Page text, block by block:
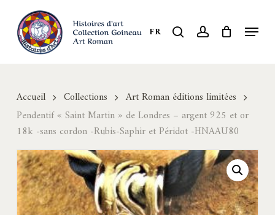
main
content
FR search account Menu
Accueil Collections
Art Roman éditions limitées
Pendentif « Saint Martin » de Londres – argent 925 et or
18k -sans cordon -Rubis-Saphir et Péridot -HNAAU80
Close